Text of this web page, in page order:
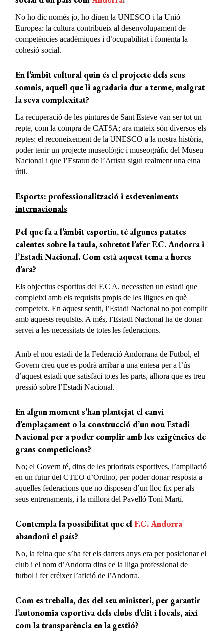
No ho dic només jo, ho diuen la UNESCO i la Unió
Europea: la cultura contribueix al desenvolupament de
competències acadèmiques i d’ocupabilitat i fomenta la
cohesió social.
En l’àmbit cultural quin és el projecte dels seus
somnis, aquell que li agradaria dur a terme, malgrat
la seva complexitat?
La recuperació de les pintures de Sant Esteve van ser tot un
repte, com la compra de CATSA; ara mateix són diversos els
reptes: el reconeixement de la UNESCO a la nostra història,
poder tenir un projecte museològic i museogràfic del Museu
Nacional i que l’Estatut de l’Artista sigui realment una eina
útil.
Esports: professionalització i esdeveniments
internacionals
Pel que fa a l’àmbit esportiu, té algunes patates
calentes sobre la taula, sobretot l’afer F.C. Andorra i
l’Estadi Nacional. Com està aquest tema a hores
d’ara?
Els objectius esportius del F.C.A. necessiten un estadi que
compleixi amb els requisits propis de les lligues en què
competeix. En aquest sentit, l’Estadi Nacional no pot complir
amb aquests requisits. A més, l’Estadi Nacional ha de donar
servei a les necessitats de totes les federacions.
Amb el nou estadi de la Federació Andorrana de Futbol, el
Govern creu que es podrà arribar a una entesa per a l’ús
d’aquest estadi que satisfaci totes les parts, alhora que es treu
pressió sobre l’Estadi Nacional.
En algun moment s’han plantejat el canvi
d’emplaçament o la construcció d’un nou Estadi
Nacional per a poder complir amb les exigències de
grans competicions?
No; el Govern té, dins de les prioritats esportives, l’ampliació
en un futur del CTEO d’Ordino, per poder donar resposta a
aquelles federacions que no disposen d’un lloc fix per als
seus entrenaments, i la millora del Pavelló Toni Martí.
Contempla la possibilitat que elF.C. Andorra
abandoni el país?
No, la feina que s’ha fet els darrers anys era per posicionar el
club i el nom d’Andorra dins de la lliga professional de
futbol i fer créixer l’afició de l’Andorra.
Com es treballa, des del seu ministeri, per garantir
l’autonomia esportiva dels clubs d’elit i locals, així
com la transparència en la gestió?